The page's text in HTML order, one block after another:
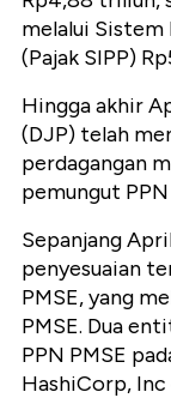
melalui
(Pajak SIPP)
Hingga akhir
(DJP) telah
perdagangan
pemungut PPN
Sepanjang
penyesuaian
PMSE, yang
PMSE. Dua
PPN PMSE
HashiCorp,